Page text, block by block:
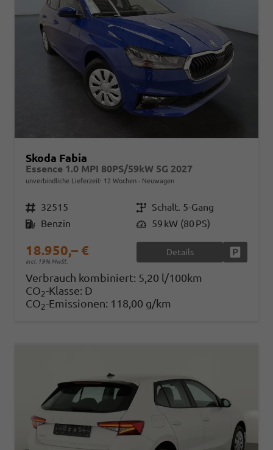
Skoda Fabia
Essence 1.0 MPI 80PS/59kW 5G 2027
unverbindliche Lieferzeit: 12 Wochen Neuwagen
Fahrzeugnr. 32515 GetriebeSchalt. 5-Gang
Kraftstoff Benzin Leistung 59 kW (80 PS)
18.950,– €
incl. 19% MwSt.
Details
Verbrauch kombiniert: 5,20 l/100km
CO2-Klasse: D
CO2-Emissionen: 118,00 g/km